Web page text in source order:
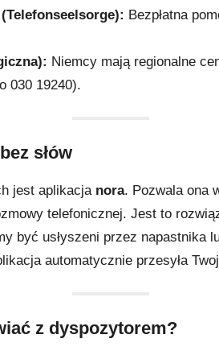
Bezpłatna
Niemcy mają regionalne
030 19240).
słów
jest aplikacja nora. Pozwala ona
telefonicznej. Jest to
być usłyszeni przez napastnika
automatycznie przesyła
z dyspozytorem?